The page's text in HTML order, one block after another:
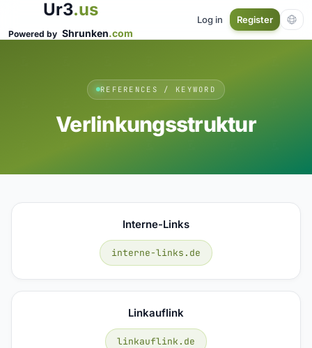
Ur3.us
Powered by Shrunken.com
Log in Register
REFERENCES / KEYWORD
Verlinkungsstruktur
Interne-Links
interne-links.de
Linkauflink
linkauflink.de